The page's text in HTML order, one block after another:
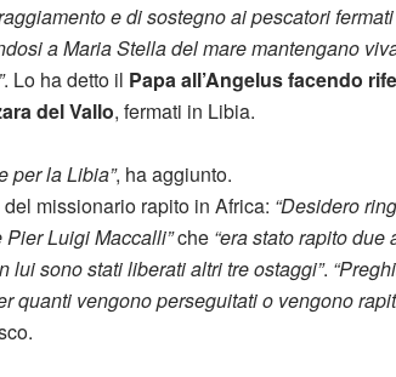
e di sostegno ai pescatori
a Maria Stella del mare mantengano
. Lo ha detto il Papa all’Angelus facendo
del Vallo, fermati in Libia.
per la Libia”, ha aggiunto.
missionario rapito in Africa: “Desidero
Luigi Maccalli”che “era stato rapito due
sono stati liberati altri tre ostaggi”.
quanti vengono perseguitati o vengono